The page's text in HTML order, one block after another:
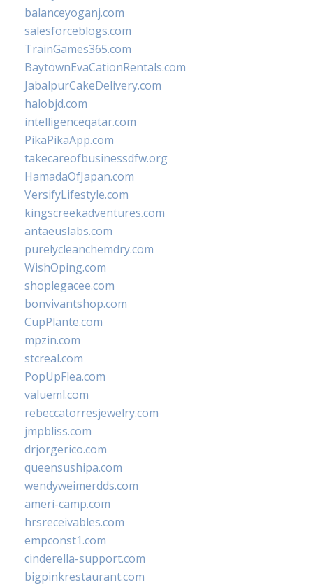
balanceyoganj.com
salesforceblogs.com
TrainGames365.com
BaytownEvaCationRentals.com
JabalpurCakeDelivery.com
halobjd.com
intelligenceqatar.com
PikaPikaApp.com
takecareofbusinessdfw.org
HamadaOfJapan.com
VersifyLifestyle.com
kingscreekadventures.com
antaeuslabs.com
purelycleanchemdry.com
WishOping.com
shoplegacee.com
bonvivantshop.com
CupPlante.com
mpzin.com
stcreal.com
PopUpFlea.com
valueml.com
rebeccatorresjewelry.com
jmpbliss.com
drjorgerico.com
queensushipa.com
wendyweimerdds.com
ameri-camp.com
hrsreceivables.com
empconst1.com
cinderella-support.com
bigpinkrestaurant.com